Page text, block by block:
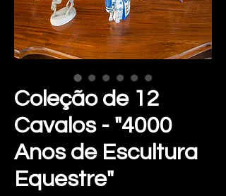
Coleção de 12
Cavalos - "4000
Anos de Escultura
Equestre"